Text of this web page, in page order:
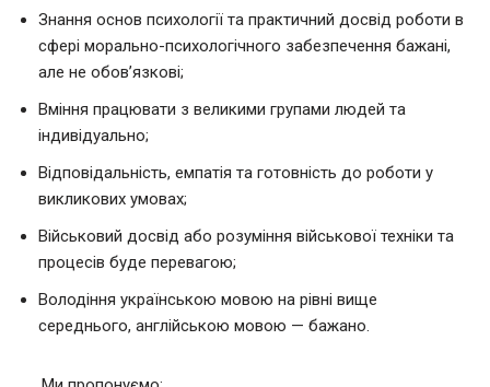
Знання основ психології та практичний досвід роботи в
сфері морально-психологічного забезпечення бажані,
але не обов’язкові;
Вміння працювати з великими групами людей та
індивідуально;
Відповідальність, емпатія та готовність до роботи у
викликових умовах;
Військовий досвід або розуміння військової техніки та
процесів буде перевагою;
Володіння українською мовою на рівні вище
середнього, англійською мовою — бажано.